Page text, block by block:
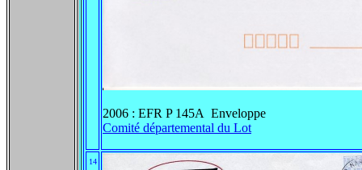
2006 : EFR P 145A Enveloppe
Comité départemental du Lot
14